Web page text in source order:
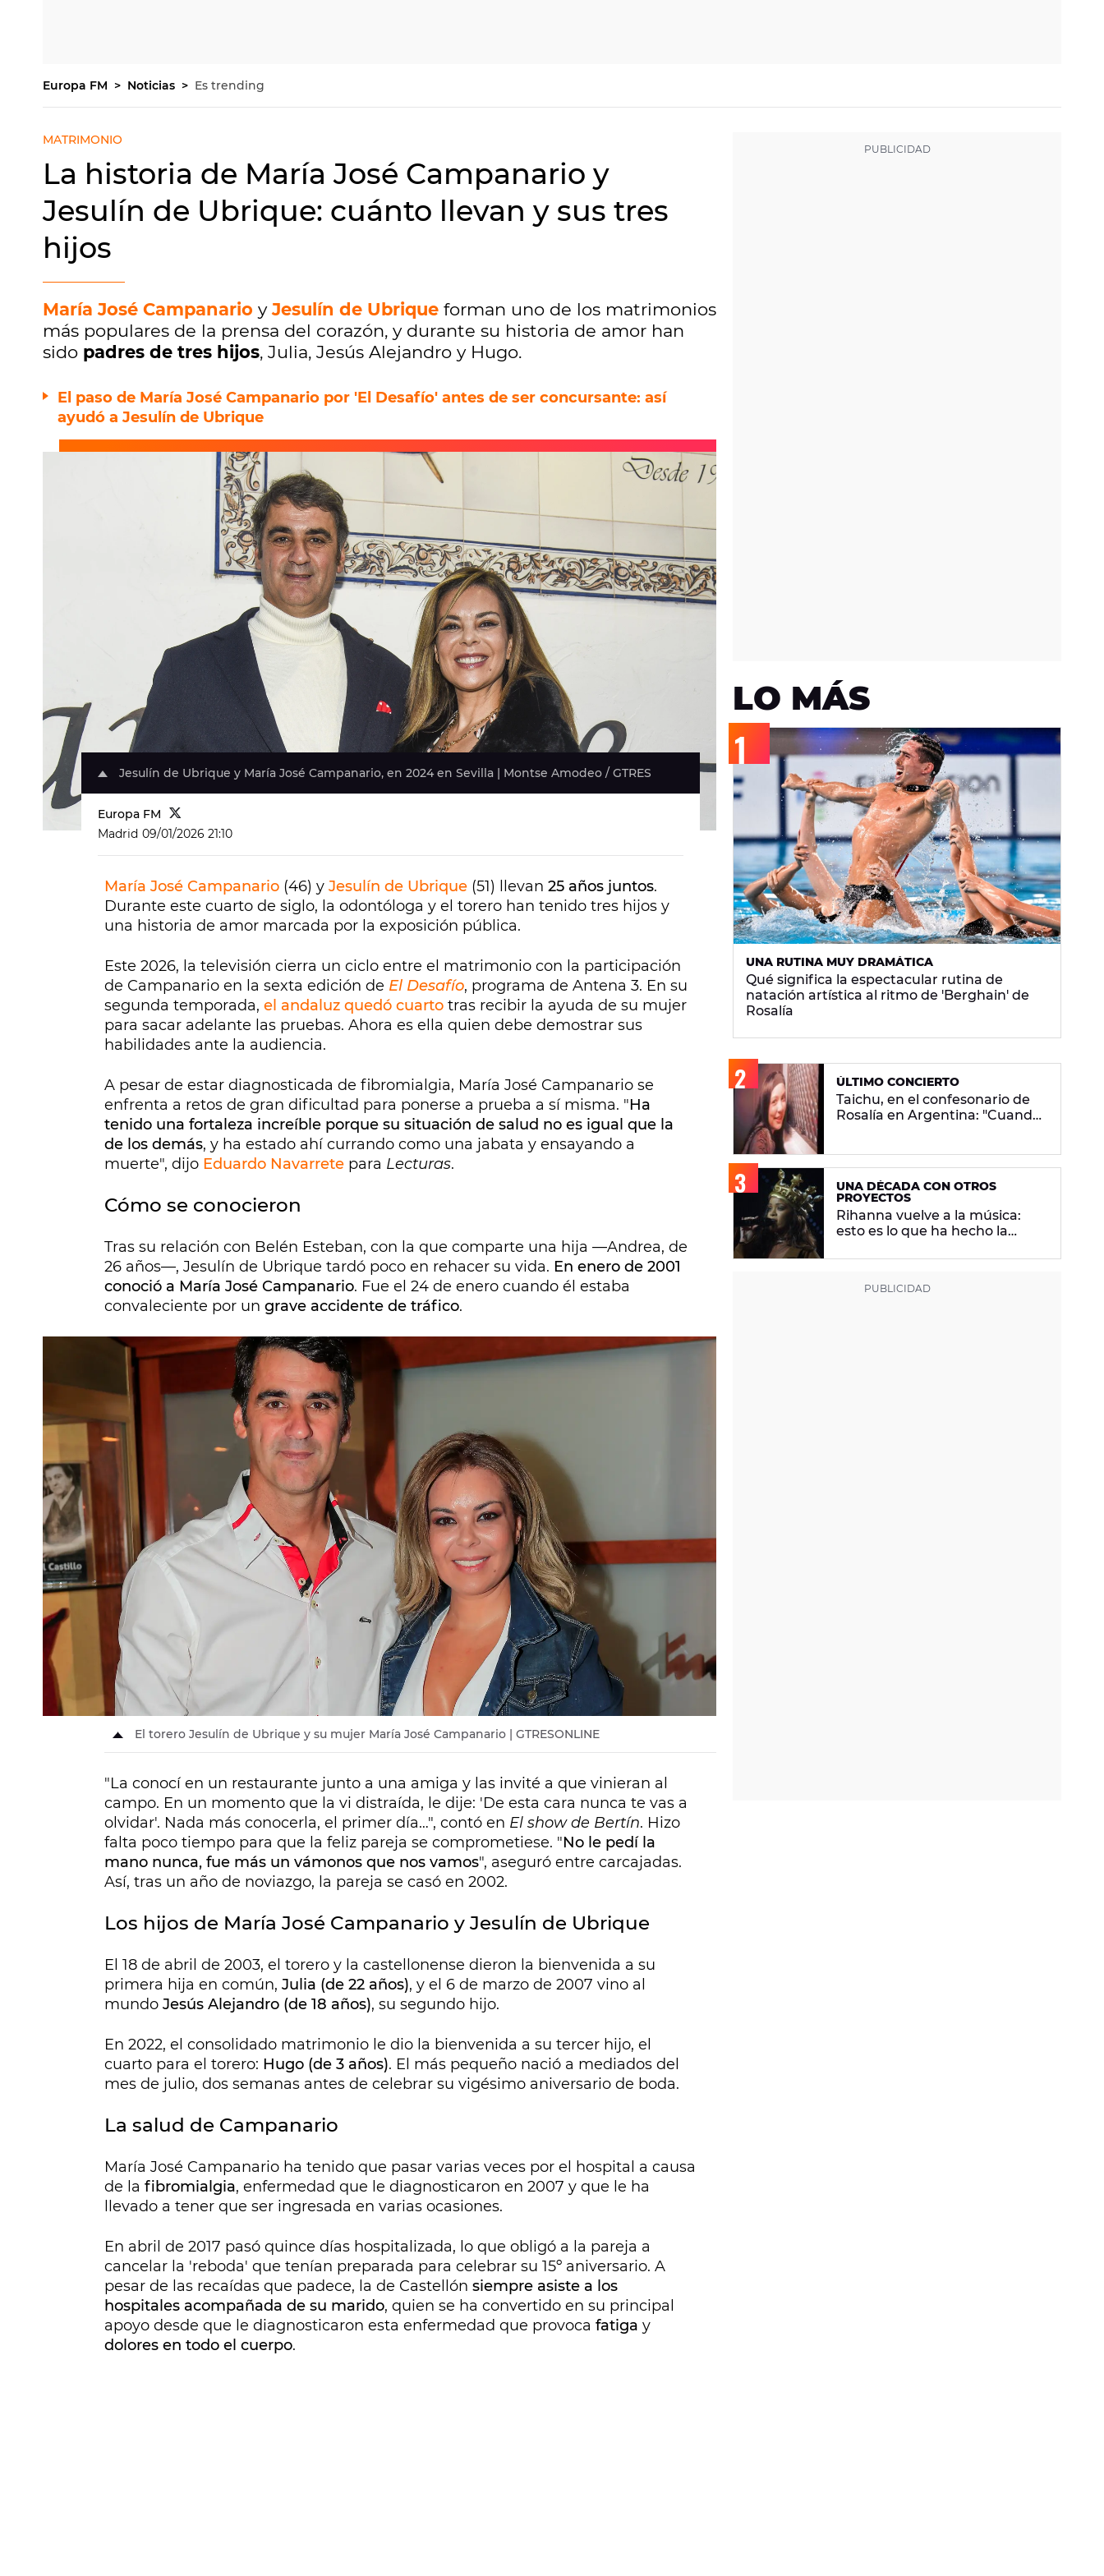
Europa FM Noticias Es trending
MATRIMONIO
La historia de María José Campanario y
Jesulín de Ubrique: cuánto llevan y sus tres
hijos
María José Campanario yJesulín de Ubrique forman uno de los matrimonios
más populares de la prensa del corazón, y durante su historia de amor han
sido padres de tres hijos, Julia, Jesús Alejandro y Hugo.
El paso de María José Campanario por 'El Desafío' antes de ser concursante: así
ayudó a Jesulín de Ubrique
Jesulín de Ubrique y María José Campanario, en 2024 en Sevilla | Montse Amodeo / GTRES
Europa FM
Madrid 09/01/2026 21:10
María José Campanario (46) y Jesulín de Ubrique (51) llevan 25 años juntos.
Durante este cuarto de siglo, la odontóloga y el torero han tenido tres hijos y
una historia de amor marcada por la exposición pública.
Este 2026, la televisión cierra un ciclo entre el matrimonio con la participación
de Campanario en la sexta edición de El Desafío, programa de Antena 3. En su
segunda temporada, el andaluz quedó cuarto tras recibir la ayuda de su mujer
para sacar adelante las pruebas. Ahora es ella quien debe demostrar sus
habilidades ante la audiencia.
A pesar de estar diagnosticada de fibromialgia, María José Campanario se
enfrenta a retos de gran dificultad para ponerse a prueba a sí misma. "Ha
tenido una fortaleza increíble porque su situación de salud no es igual que la
de los demás, y ha estado ahí currando como una jabata y ensayando a
muerte", dijo Eduardo Navarrete para Lecturas.
Cómo se conocieron
Tras su relación con Belén Esteban, con la que comparte una hija —Andrea, de
26 años—, Jesulín de Ubrique tardó poco en rehacer su vida. En enero de 2001
conoció a María José Campanario. Fue el 24 de enero cuando él estaba
convaleciente por un grave accidente de tráfico.
El torero Jesulín de Ubrique y su mujer María José Campanario | GTRESONLINE
"La conocí en un restaurante junto a una amiga y las invité a que vinieran al
campo. En un momento que la vi distraída, le dije: 'De esta cara nunca te vas a
olvidar'. Nada más conocerla, el primer día…", contó en El show de Bertín. Hizo
falta poco tiempo para que la feliz pareja se comprometiese. "No le pedí la
mano nunca, fue más un vámonos que nos vamos", aseguró entre carcajadas.
Así, tras un año de noviazgo, la pareja se casó en 2002.
Los hijos de María José Campanario y Jesulín de Ubrique
El 18 de abril de 2003, el torero y la castellonense dieron la bienvenida a su
primera hija en común, Julia (de 22 años), y el 6 de marzo de 2007 vino al
mundo Jesús Alejandro (de 18 años), su segundo hijo.
En 2022, el consolidado matrimonio le dio la bienvenida a su tercer hijo, el
cuarto para el torero: Hugo (de 3 años). El más pequeño nació a mediados del
mes de julio, dos semanas antes de celebrar su vigésimo aniversario de boda.
La salud de Campanario
María José Campanario ha tenido que pasar varias veces por el hospital a causa
de la fibromialgia, enfermedad que le diagnosticaron en 2007 y que le ha
llevado a tener que ser ingresada en varias ocasiones.
En abril de 2017 pasó quince días hospitalizada, lo que obligó a la pareja a
cancelar la 'reboda' que tenían preparada para celebrar su 15º aniversario. A
pesar de las recaídas que padece, la de Castellón siempre asiste a los
hospitales acompañada de su marido, quien se ha convertido en su principal
apoyo desde que le diagnosticaron esta enfermedad que provoca fatiga y
dolores en todo el cuerpo.
LO MÁS
UNA RUTINA MUY DRAMÁTICA
Qué significa la espectacular rutina de
natación artística al ritmo de 'Berghain' de
Rosalía
ÚLTIMO CONCIERTO
Taichu, en el confesonario de
Rosalía en Argentina: "Cuando
UNA DÉCADA CON OTROS
PROYECTOS
Rihanna vuelve a la música:
esto es lo que ha hecho la